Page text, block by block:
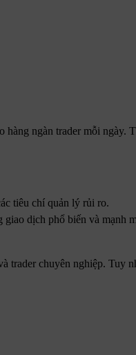
hàng ngàn trader mỗi ngày.
tiêu chí quản lý rủi ro.
dịch phổ biến và mạnh
trader chuyên nghiệp. Tuy